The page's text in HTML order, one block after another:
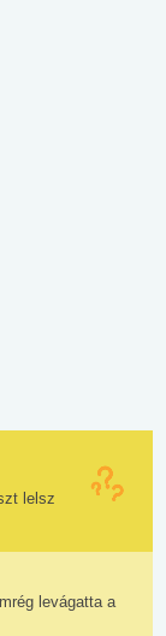
lelsz
levágatta a